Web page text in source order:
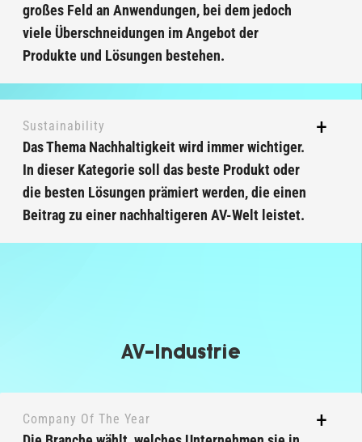
großes Feld an Anwendungen, bei dem jedoch
viele Überschneidungen im Angebot der
Produkte und Lösungen bestehen.
Sustainability
Das Thema Nachhaltigkeit wird immer wichtiger.
In dieser Kategorie soll das beste Produkt oder
die besten Lösungen prämiert werden, die einen
Beitrag zu einer nachhaltigeren AV-Welt leistet.
AV-Industrie
Company Of The Year